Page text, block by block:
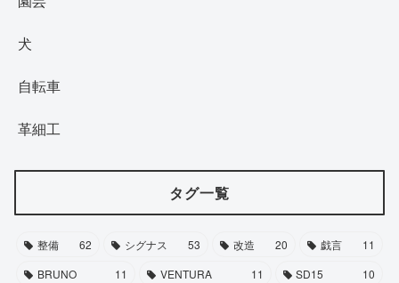
犬
自転車
革細工
タグ一覧
整備 62 シグナス 53 改造 20 戯言
11
BRUNO
11 VENTURA 11 SD15
10